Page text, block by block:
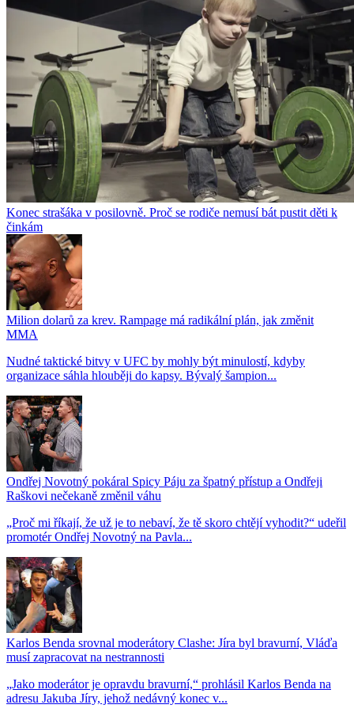
Konec strašáka v posilovně. Proč se rodiče nemusí bát pustit děti k
činkám
Milion dolarů za krev. Rampage má radikální plán, jak změnit
MMA
Nudné taktické bitvy v UFC by mohly být minulostí, kdyby
organizace sáhla hlouběji do kapsy. Bývalý šampion...
Ondřej Novotný pokáral Spicy Páju za špatný přístup a Ondřeji
Raškovi nečekaně změnil váhu
„Proč mi říkají, že už je to nebaví, že tě skoro chtějí vyhodit?“ udeřil
promotér Ondřej Novotný na Pavla...
Karlos Benda srovnal moderátory Clashe: Jíra byl bravurní, Vláďa
musí zapracovat na nestrannosti
„Jako moderátor je opravdu bravurní,“ prohlásil Karlos Benda na
adresu Jakuba Jíry, jehož nedávný konec v...